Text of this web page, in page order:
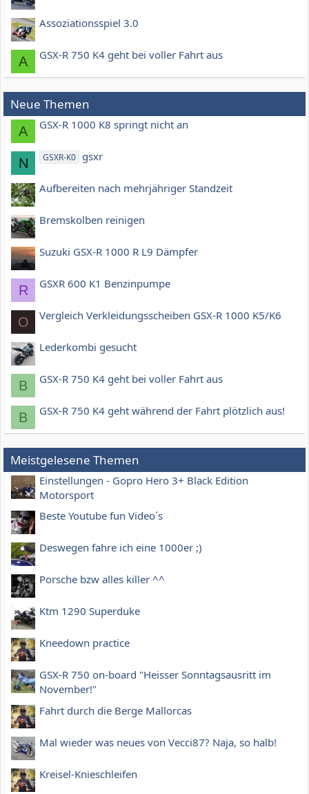
Assoziationsspiel 3.0
A GSX-R 750 K4 geht bei voller Fahrt aus
Neue Themen
A GSX-R 1000 K8 springt nicht an
N GSXR-K0 gsxr
Aufbereiten nach mehrjähriger Standzeit
Bremskolben reinigen
Suzuki GSX-R 1000 R L9 Dämpfer
R GSXR 600 K1 Benzinpumpe
O Vergleich Verkleidungsscheiben GSX-R 1000 K5/K6
Lederkombi gesucht
B GSX-R 750 K4 geht bei voller Fahrt aus
B GSX-R 750 K4 geht während der Fahrt plötzlich aus!
Meistgelesene Themen
Einstellungen - Gopro Hero 3+ Black Edition
Motorsport
Beste Youtube fun Video´s
Deswegen fahre ich eine 1000er ;)
Porsche bzw alles killer ^^
Ktm 1290 Superduke
Kneedown practice
GSX-R 750 on-board "Heisser Sonntagsausritt im
November!"
Fahrt durch die Berge Mallorcas
Mal wieder was neues von Vecci87? Naja, so halb!
Kreisel-Knieschleifen